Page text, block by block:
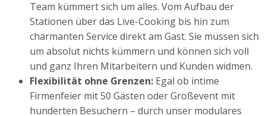
Team kümmert sich um alles. Vom Aufbau der
Stationen über das Live-Cooking bis hin zum
charmanten Service direkt am Gast. Sie müssen sich
um absolut nichts kümmern und können sich voll
und ganz Ihren Mitarbeitern und Kunden widmen.
Flexibilität ohne Grenzen: Egal ob intime
Firmenfeier mit 50 Gästen oder Großevent mit
hunderten Besuchern – durch unser modulares